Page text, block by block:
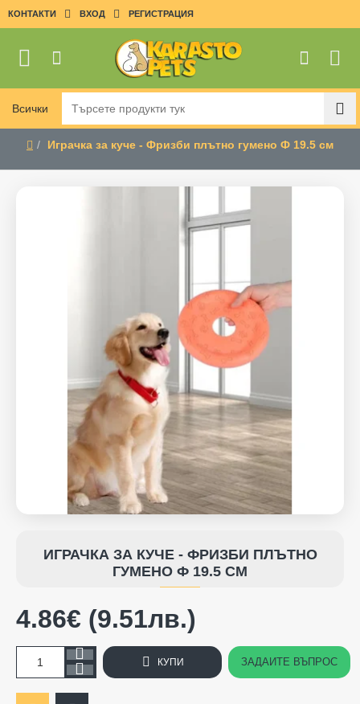
КОНТАКТИ ВХОД РЕГИСТРАЦИЯ
Всички
Търсете
продукти
Играчка за куче - Фризби плътно гумено Ф 19.5 см
ИГРАЧКА ЗА КУЧЕ - ФРИЗБИ ПЛЪТНО
ГУМЕНО Ф 19.5 СМ
4.86€ (9.51лв.)
КУПИ ЗАДАЙТЕ ВЪПРОС